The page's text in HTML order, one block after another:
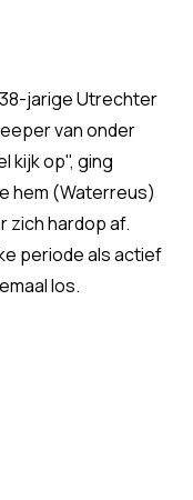
jarige Utrechter
van onder
kijk op", ging
hem (Waterreus)
zich hardop af.
periode als actief
los.